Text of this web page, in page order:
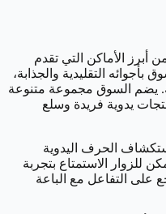
الأماكن التي تقدم
التقليدية والجذابة،
يضم السوق مجموعة متنوعة
يدوية فريدة وسلع
الحرف اليدوية
للزوار الاستمتاع بتجربة
على التفاعل مع الباعة